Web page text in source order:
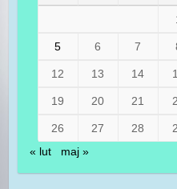
5 6 7
12 13 14
19 20 21
26 27 28
« lut
maj »